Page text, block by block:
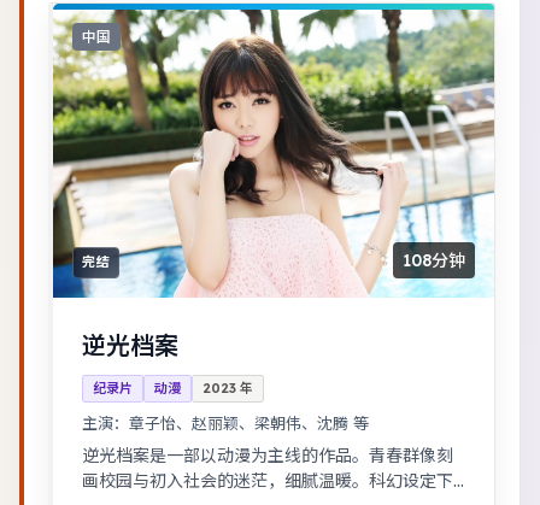
中国
完结 108分钟
逆光档案
纪录片 动漫 2023 年
主演： 章子怡、赵丽颖、梁朝伟、沈腾 等
逆光档案是一部以动漫为主线的作品。青春群像刻
画校园与初入社会的迷茫，细腻温暖。科幻设定下